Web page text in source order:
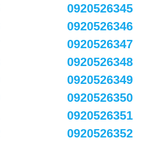
0920526345
0920526346
0920526347
0920526348
0920526349
0920526350
0920526351
0920526352